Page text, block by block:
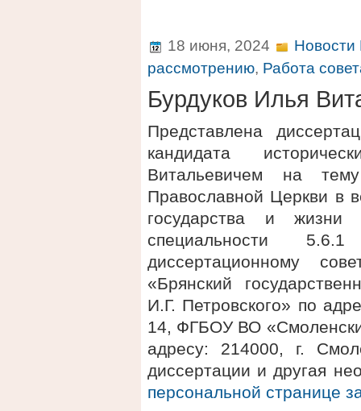
18 июня, 2024
Новости
рассмотрению, Работа
Бурдуков Илья
Представлена
кандидата
Витальевичем на
Православной Церкви в
государства и
специальности
диссертационному
«Брянский
И.Г. Петровского» по
14, ФГБОУ ВО
адресу: 214000, г.
диссертации и другая
персональной странице